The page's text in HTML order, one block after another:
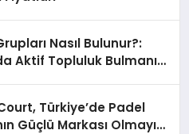
Nasıl Bulunur?:
Aktif Topluluk Bulmanın
Türkiye’de Padel
Güçlü Markası Olmayı